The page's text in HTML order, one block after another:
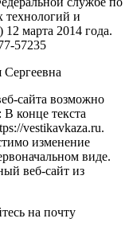
технологий и
марта 2014 года.
57235
сайта возможно
конце текста
vestikavkaza.ru.
изменение
виде.
веб-сайт из
на почту